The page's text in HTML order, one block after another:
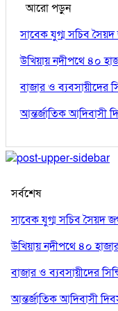
আরো পড়ুন
সাবেক যুগ্ম সচিব সৈয়দ
উখিয়ায় নদীপথে ৪০
বাজার ও ব্যবসায়ীদের
আন্তর্জাতিক আদিবাসী
সর্বশেষ
সাবেক যুগ্ম সচিব সৈয়দ
উখিয়ায় নদীপথে ৪০
বাজার ও ব্যবসায়ীদের
আন্তর্জাতিক আদিবাসী